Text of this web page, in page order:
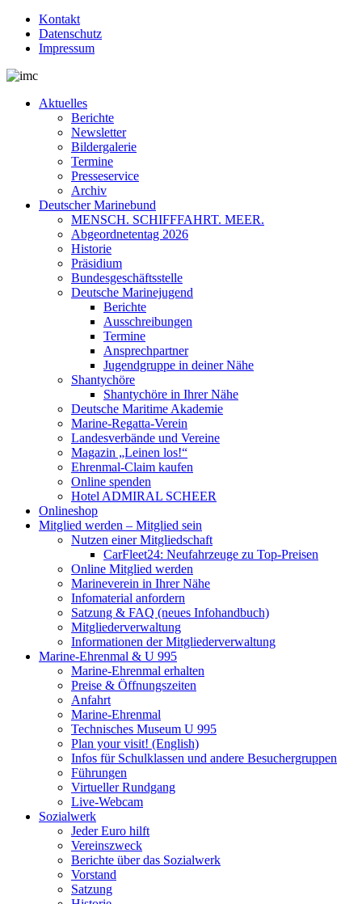
Kontakt
Datenschutz
Impressum
Aktuelles
Berichte
Newsletter
Bildergalerie
Termine
Presseservice
Archiv
Deutscher Marinebund
MENSCH. SCHIFFFAHRT. MEER.
Abgeordnetentag 2026
Historie
Präsidium
Bundesgeschäftsstelle
Deutsche Marinejugend
Berichte
Ausschreibungen
Termine
Ansprechpartner
Jugendgruppe in deiner Nähe
Shantychöre
Shantychöre in Ihrer Nähe
Deutsche Maritime Akademie
Marine-Regatta-Verein
Landesverbände und Vereine
Magazin „Leinen los!“
Ehrenmal-Claim kaufen
Online spenden
Hotel ADMIRAL SCHEER
Onlineshop
Mitglied werden – Mitglied sein
Nutzen einer Mitgliedschaft
CarFleet24: Neufahrzeuge zu Top-Preisen
Online Mitglied werden
Marineverein in Ihrer Nähe
Infomaterial anfordern
Satzung & FAQ (neues Infohandbuch)
Mitgliederverwaltung
Informationen der Mitgliederverwaltung
Marine-Ehrenmal & U 995
Marine-Ehrenmal erhalten
Preise & Öffnungszeiten
Anfahrt
Marine-Ehrenmal
Technisches Museum U 995
Plan your visit! (English)
Infos für Schulklassen und andere Besuchergruppen
Führungen
Virtueller Rundgang
Live-Webcam
Sozialwerk
Jeder Euro hilft
Vereinszweck
Berichte über das Sozialwerk
Vorstand
Satzung